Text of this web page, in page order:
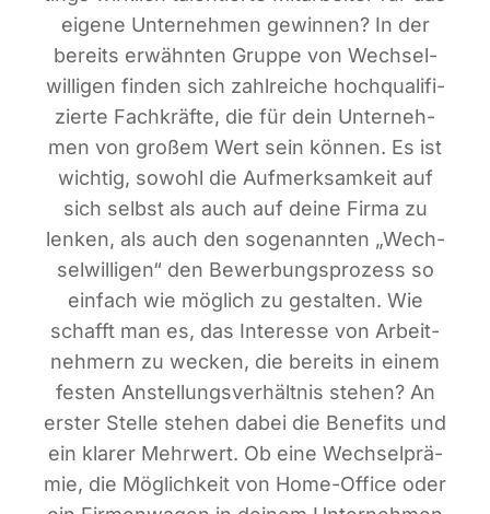
eige­ne Unter­neh­men gewin­nen? In der
bereits erwähn­ten Grup­pe von Wech­sel­
wil­li­gen fin­den sich zahl­rei­che hoch­qua­li­fi­
zier­te Fach­kräf­te, die für dein Unter­neh­
men von gro­ßem Wert sein kön­nen. Es ist
wich­tig, sowohl die Auf­merk­sam­keit auf
sich selbst als auch auf dei­ne Fir­ma zu
len­ken, als auch den soge­nann­ten „Wech­
sel­wil­li­gen“ den Bewer­bungs­pro­zess so
ein­fach wie mög­lich zu gestal­ten. Wie
schafft man es, das Inter­es­se von Arbeit­
neh­mern zu wecken, die bereits in einem
fes­ten Anstel­lungs­ver­hält­nis ste­hen? An
ers­ter Stel­le ste­hen dabei die Bene­fits und
ein kla­rer Mehr­wert. Ob eine Wech­sel­prä­
mie, die Mög­lich­keit von Home-Office oder